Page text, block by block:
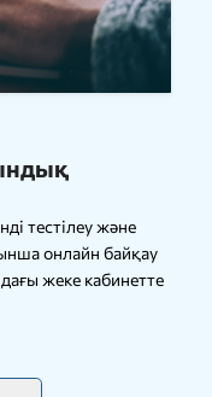
тестілеу және
онлайн байқау
жеке кабинетте